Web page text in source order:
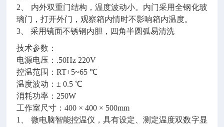
2、 内外双重门结构，温度波动小。内门采用全钢化玻
璃门，打开外门，观察箱内情时不影响箱内温度。
3、 采用镜面不锈钢内胆，四角半圆弧易清洗
技术参数：
电源电压：.50Hz 220V
控温范围：RT+5~65 ℃
温度波动：± 0.5 ℃
消耗功率：250W
工作室尺寸：400 × 400 × 500mm
1、 微电脑智能控温仪，具有设定、测定温度双数字显